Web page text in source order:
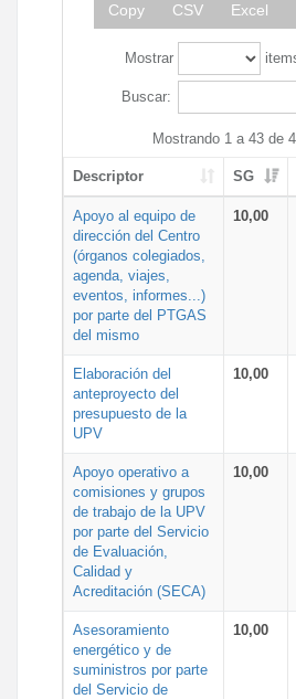
Copy CSV Excel
Mostrar
Buscar:
Mostrando 1 a 43 de
Descriptor SG
Apoyo al equipo de
dirección del Centro
(órganos colegiados,
agenda, viajes,
eventos, informes...)
por parte del PTGAS
del mismo
10,00
Elaboración del
anteproyecto del
presupuesto de la
UPV
10,00
Apoyo operativo a
comisiones y grupos
de trabajo de la UPV
por parte del Servicio
de Evaluación,
Calidad y
Acreditación (SECA)
10,00
Asesoramiento
energético y de
suministros por parte
del Servicio de
10,00